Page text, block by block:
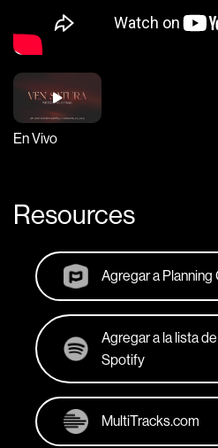
En Vivo
Resources
Agregar a Planning
Agregar a la lista
Spotify
MultiTracks.com